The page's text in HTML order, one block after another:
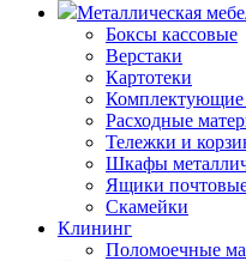
Металлическая
Боксы кассовые
Верстаки
Картотеки
Комплектующие
Расходные
Тележки и
Шкафы
Ящики
Скамейки
Клининг
Поломоечные